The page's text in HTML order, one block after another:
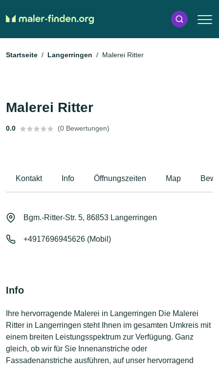
Startseite Langerringen Malerei Ritter
Malerei Ritter
0.0 (0 Bewertungen)
Kontakt Info Öffnungszeiten Map
Bgm.-Ritter-Str. 5, 86853 Langerringen
+4917696945626 (Mobil)
Info
Ihre hervorragende Malerei in Langerringen Die Malerei
Ritter in Langerringen steht Ihnen im gesamten Umkreis mit
einem breiten Leistungsspektrum zur Verfügung. Ganz
gleich, ob wir für Sie Innenanstriche oder
Fassadenanstriche ausführen, auf unser hervorragend